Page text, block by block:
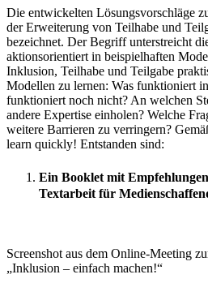
Die entwickelten Lösungsvorschläge
der Erweiterung von Teilhabe und
bezeichnet. Der Begriff unterstreicht
aktionsorientiert in beispielhaften
Inklusion, Teilhabe und Teilgabe
Modellen zu lernen: Was funktioniert
funktioniert noch nicht? An welchen
andere Expertise einholen? Welche
weitere Barrieren zu verringern?
learn quickly! Entstanden sind:
Ein Booklet mit
Textarbeit für
Screenshot aus dem Online-Meeting
„Inklusion – einfach machen!“